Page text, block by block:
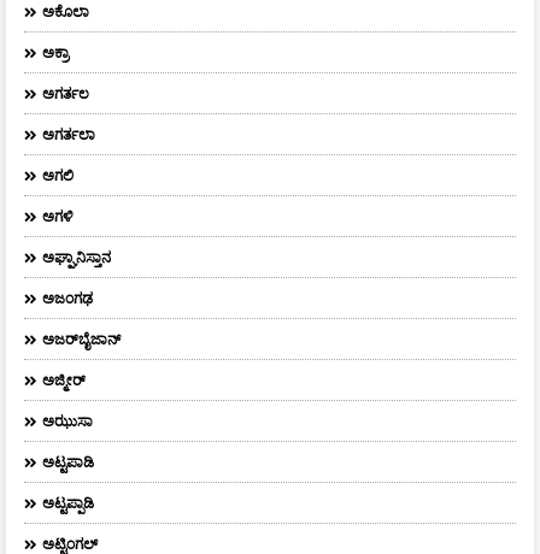
ಅಕೊಲಾ
ಅಕ್ರಾ
ಅಗರ್ತಲ
ಅಗರ್ತಲಾ
ಅಗಲಿ
ಅಗಳಿ
ಅಘ್ಘಾನಿಸ್ತಾನ
ಅಜಂಗಢ
ಅಜರ್‌ಬೈಜಾನ್
ಅಜ್ಮೀರ್
ಅಝುಸಾ
ಅಟ್ಟಪಾಡಿ
ಅಟ್ಟಪ್ಪಾಡಿ
ಅಟ್ಟಿಂಗಲ್